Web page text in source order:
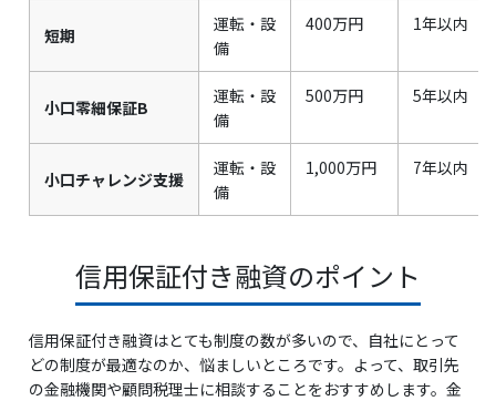
短期
運転・設
備
400万円 1年以内
小口零細保証B
運転・設
備
500万円 5年以内
小口チャレンジ支援
運転・設
備
1,000万円 7年以内
信用保証付き融資のポイント
信用保証付き融資はとても制度の数が多いので、自社にとって
どの制度が最適なのか、悩ましいところです。よって、取引先
の金融機関や顧問税理士に相談することをおすすめします。金